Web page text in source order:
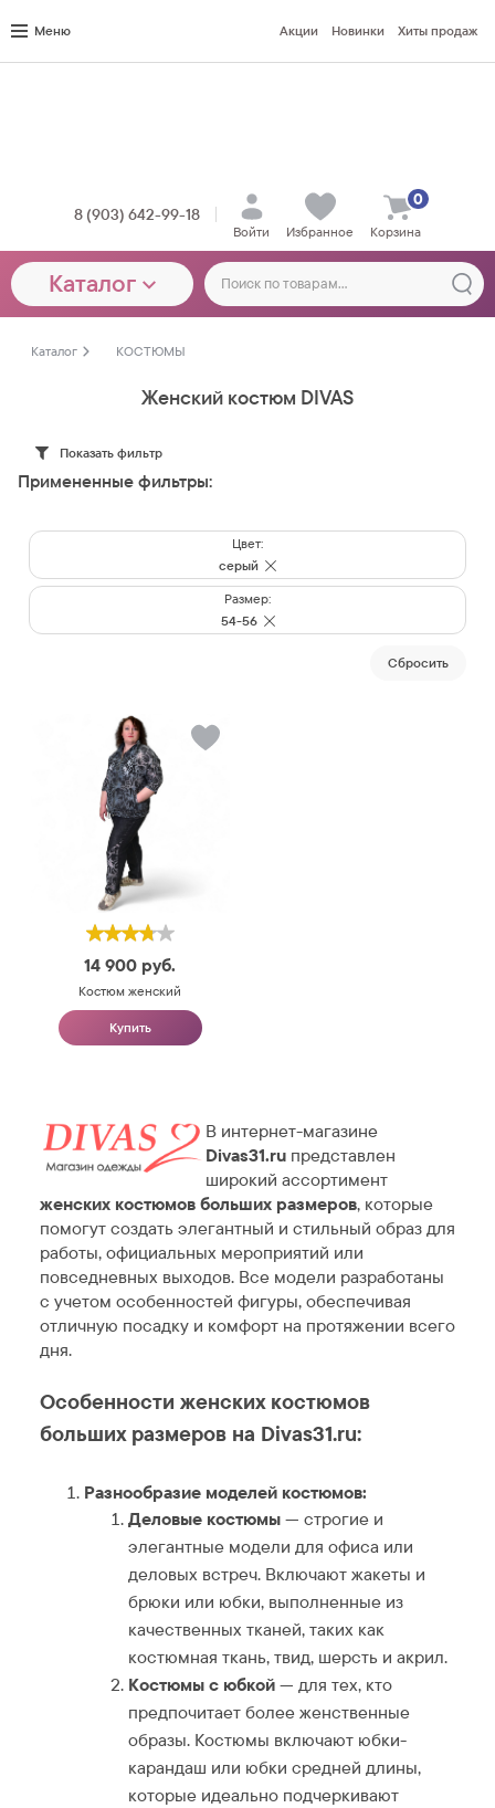
Меню Акции Новинки Хиты продаж
8 (903) 642-99-18
Войти Избранное Корзина
0
Каталог
Каталог КОСТЮМЫ
Женский костюм DIVAS
Показать фильтр
Примененные фильтры:
Цвет:
серый
Размер:
54-56
Cбросить
14 900 руб.
Костюм женский
Купить
В интернет-магазине
Divas31.ru представлен
широкий ассортимент
женских костюмов больших размеров, которые
помогут создать элегантный и стильный образ для
работы, официальных мероприятий или
повседневных выходов. Все модели разработаны
с учетом особенностей фигуры, обеспечивая
отличную посадку и комфорт на протяжении всего
дня.
Особенности женских костюмов
больших размеров на Divas31.ru:
Разнообразие моделей костюмов:
Деловые костюмы— строгие и
элегантные модели для офиса или
деловых встреч. Включают жакеты и
брюки или юбки, выполненные из
качественных тканей, таких как
костюмная ткань, твид, шерсть и акрил.
Костюмы с юбкой— для тех, кто
предпочитает более женственные
образы. Костюмы включают юбки-
карандаш или юбки средней длины,
которые идеально подчеркивают